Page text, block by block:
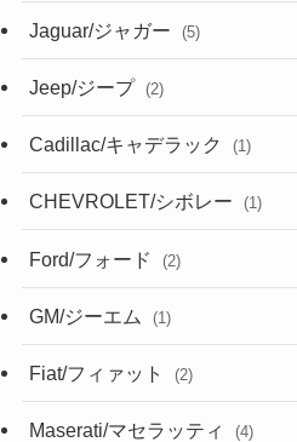
Jaguar/ジャガー (5)
Jeep/ジープ (2)
Cadillac/キャデラック (1)
CHEVROLET/シボレー (1)
Ford/フォード (2)
GM/ジーエム (1)
Fiat/フィァット (2)
Maserati/マセラッティ (4)